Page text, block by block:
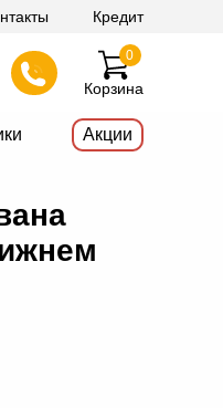
Кредит
Корзина
0
Акции